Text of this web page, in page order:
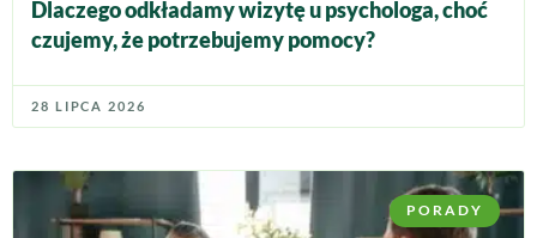
Dlaczego odkładamy wizytę u psychologa, choć
czujemy, że potrzebujemy pomocy?
28 LIPCA 2026
PORADY